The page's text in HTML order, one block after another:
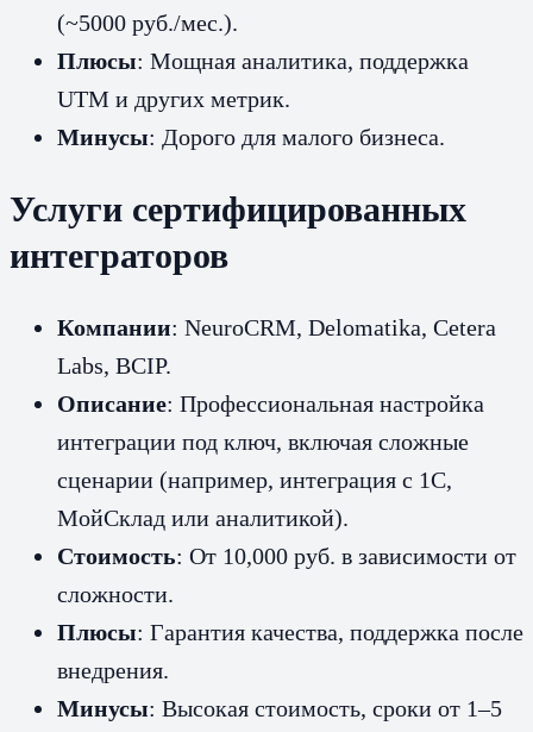
(~5000 руб./мес.).
Плюсы: Мощная аналитика, поддержка
UTM и других метрик.
Минусы: Дорого для малого бизнеса.
Услуги сертифицированных
интеграторов
Компании: NeuroCRM, Delomatika, Cetera
Labs, BCIP.
Описание: Профессиональная настройка
интеграции под ключ, включая сложные
сценарии (например, интеграция с 1С,
МойСклад или аналитикой).
Стоимость: От 10,000 руб. в зависимости от
сложности.
Плюсы: Гарантия качества, поддержка после
внедрения.
Минусы: Высокая стоимость, сроки от 1–5